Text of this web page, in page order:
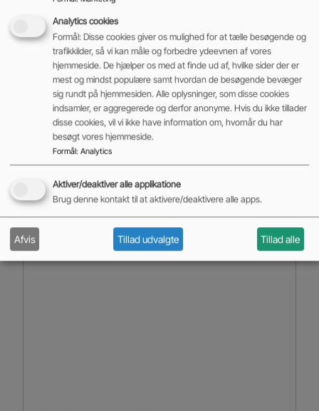
Art
Nye maskiner,Eltruck
Kapacitet
7000 kg
Læs mere
Analytics cookies
Formål: Disse cookies giver os mulighed for at tælle besøgende og
trafikkilder, så vi kan måle og forbedre ydeevnen af vores
hjemmeside. De hjælper os med at finde ud af, hvilke sider der er
mest og mindst populære samt hvordan de besøgende bevæger
sig rundt på hjemmesiden. Alle oplysninger, som disse cookies
indsamler, er aggregerede og derfor anonyme. Hvis du ikke tillader
disse cookies, vil vi ikke have information om, hvornår du har
besøgt vores hjemmeside.
Formål: Analytics
Aktiver/deaktiver alle applikatione
Brug denne kontakt til at aktivere/deaktivere alle apps.
Afvis Tillad udvalgte Tillad alle